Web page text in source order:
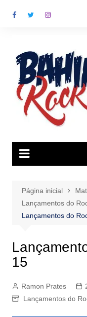
para
Página inicial
Lançamentos do
Lançamentos do
15
Ramon Prates
Lançamentos do